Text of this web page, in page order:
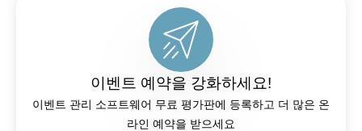
이벤트 예약을 강화하세요!
이벤트 관리 소프트웨어 무료 평가판에 등록하고 더 많은 온
라인 예약을 받으세요